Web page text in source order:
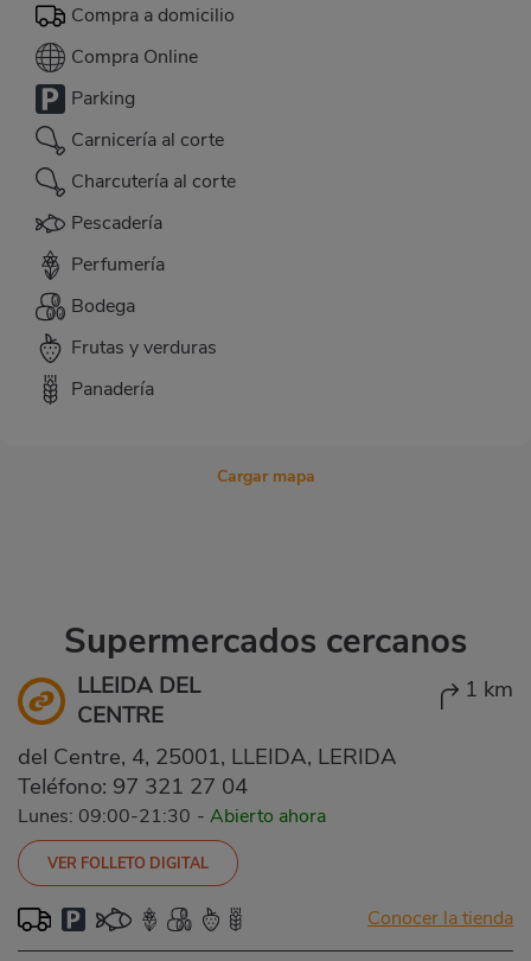
Compra a domicilio
Compra Online
Parking
Carnicería al corte
Charcutería al corte
Pescadería
Perfumería
Bodega
Frutas y verduras
Panadería
Cargar mapa
Supermercados cercanos
LLEIDA DEL
CENTRE
1 km
del Centre, 4, 25001, LLEIDA, LERIDA
Teléfono: 97 321 27 04
Lunes: 09:00-21:30 - Abierto ahora
VER FOLLETO DIGITAL
Conocer la tienda